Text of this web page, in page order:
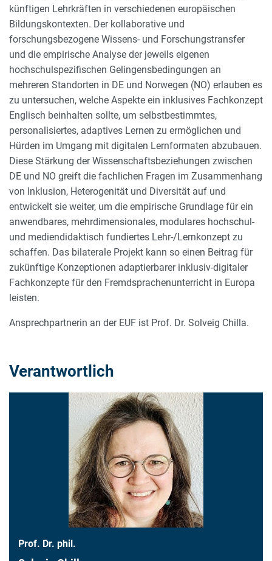
künftigen Lehrkräften in verschiedenen europäischen
Bildungskontexten. Der kollaborative und
forschungsbezogene Wissens- und Forschungstransfer
und die empirische Analyse der jeweils eigenen
hochschulspezifischen Gelingensbedingungen an
mehreren Standorten in DE und Norwegen (NO) erlauben es
zu untersuchen, welche Aspekte ein inklusives Fachkonzept
Englisch beinhalten sollte, um selbstbestimmtes,
personalisiertes, adaptives Lernen zu ermöglichen und
Hürden im Umgang mit digitalen Lernformaten abzubauen.
Diese Stärkung der Wissenschaftsbeziehungen zwischen
DE und NO greift die fachlichen Fragen im Zusammenhang
von Inklusion, Heterogenität und Diversität auf und
entwickelt sie weiter, um die empirische Grundlage für ein
anwendbares, mehrdimensionales, modulares hochschul-
und mediendidaktisch fundiertes Lehr-/Lernkonzept zu
schaffen. Das bilaterale Projekt kann so einen Beitrag für
zukünftige Konzeptionen adaptierbarer inklusiv-digitaler
Fachkonzepte für den Fremdsprachenunterricht in Europa
leisten.
Ansprechpartnerin an der EUF ist Prof. Dr. Solveig Chilla.
Verantwortlich
Prof. Dr. phil.